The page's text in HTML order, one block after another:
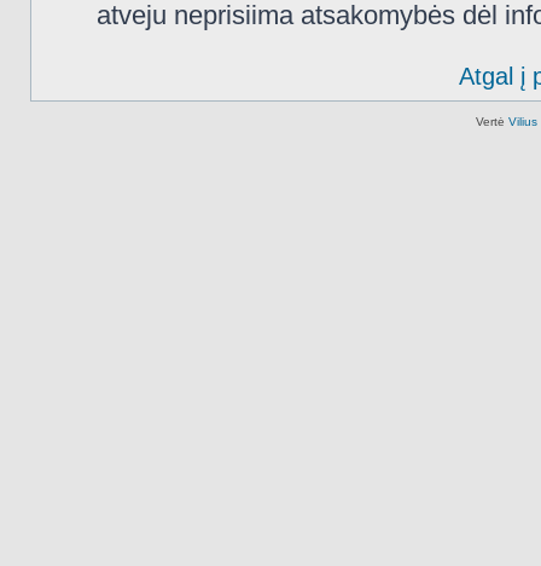
atveju neprisiima atsakomybės dėl
Atgal į
Vertė Vilius